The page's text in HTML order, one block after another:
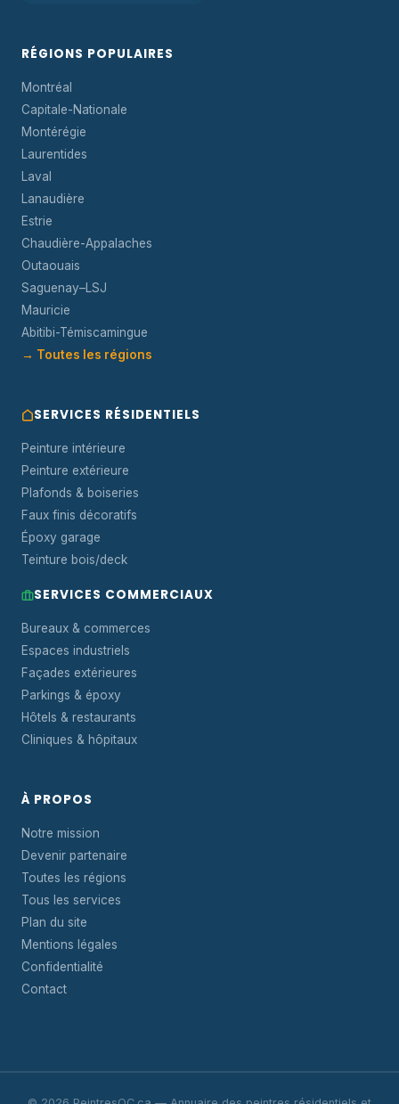
RÉGIONS POPULAIRES
Montréal
Capitale-Nationale
Montérégie
Laurentides
Laval
Lanaudière
Estrie
Chaudière-Appalaches
Outaouais
Saguenay–LSJ
Mauricie
Abitibi-Témiscamingue
→ Toutes les régions
SERVICES RÉSIDENTIELS
Peinture intérieure
Peinture extérieure
Plafonds & boiseries
Faux finis décoratifs
Époxy garage
Teinture bois/deck
SERVICES COMMERCIAUX
Bureaux & commerces
Espaces industriels
Façades extérieures
Parkings & époxy
Hôtels & restaurants
Cliniques & hôpitaux
À PROPOS
Notre mission
Devenir partenaire
Toutes les régions
Tous les services
Plan du site
Mentions légales
Confidentialité
Contact